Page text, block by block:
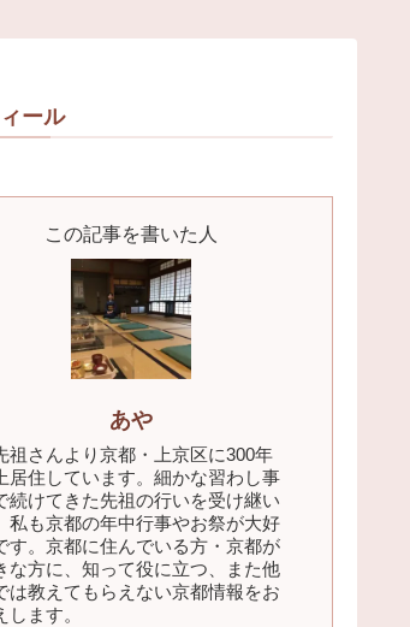
ール
この記事を書いた人
あや
祖さんより京都・上京区に300年
居住しています。細かな習わし事
続けてきた先祖の行いを受け継い
私も京都の年中行事やお祭が大好
す。京都に住んでいる方・京都が
な方に、知って役に立つ、また他
は教えてもらえない京都情報をお
します。